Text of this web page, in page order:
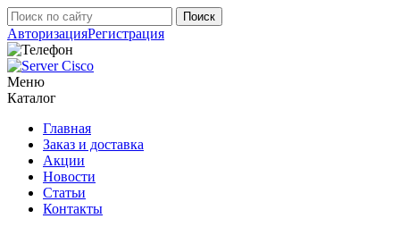
АвторизацияРегистрация
Меню
Каталог
Главная
Заказ и доставка
Акции
Новости
Статьи
Контакты